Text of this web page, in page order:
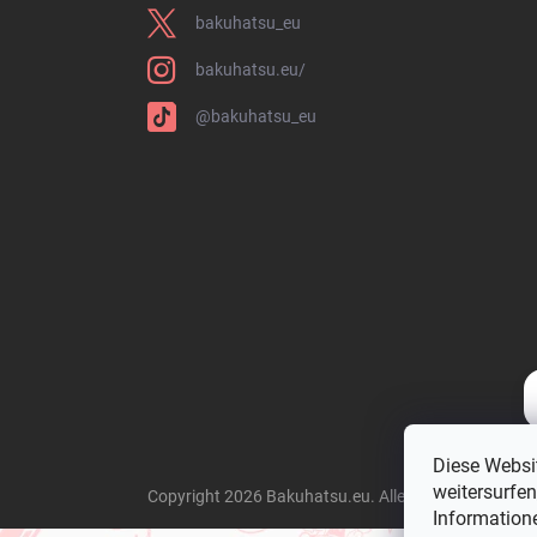
Diese
bakuhatsu_eu
bakuhatsu.eu/
@bakuhatsu_eu
Copyright 2026 Bakuhatsu.eu. Alle Rechte